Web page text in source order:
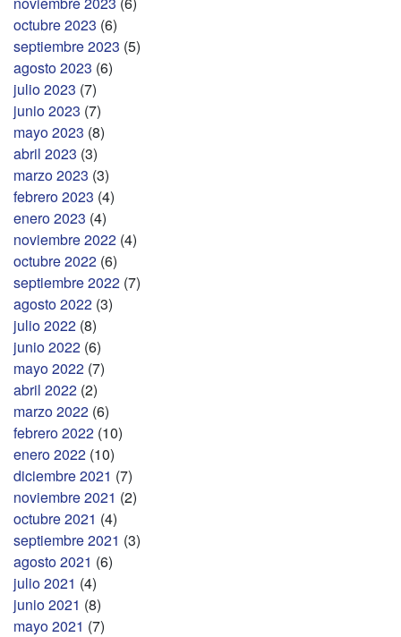
octubre 2023 (6)
septiembre 2023 (5)
agosto 2023 (6)
julio 2023 (7)
junio 2023 (7)
mayo 2023 (8)
abril 2023 (3)
marzo 2023 (3)
febrero 2023 (4)
enero 2023 (4)
noviembre 2022 (4)
octubre 2022 (6)
septiembre 2022 (7)
agosto 2022 (3)
julio 2022 (8)
junio 2022 (6)
mayo 2022 (7)
abril 2022 (2)
marzo 2022 (6)
febrero 2022 (10)
enero 2022 (10)
diciembre 2021 (7)
noviembre 2021 (2)
octubre 2021 (4)
septiembre 2021 (3)
agosto 2021 (6)
julio 2021 (4)
junio 2021 (8)
mayo 2021 (7)